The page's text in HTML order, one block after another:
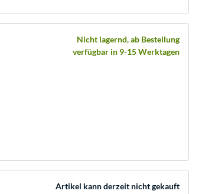
Nicht lagernd, ab Bestellung
verfügbar in 9-15 Werktagen
Artikel kann derzeit nicht gekauft